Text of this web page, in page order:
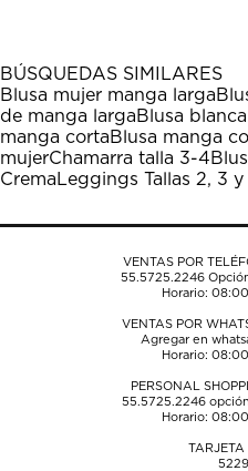
1
estrella
Esta
acción
abrirá
el
formulario
envío.
estrellas.
Esta
acción
abrirá
el
formulario
envío.
estrellas.
Esta
acción
abrirá
el
formulario
envío.
estrellas.
Esta
acción
abrirá
el
formulario
envío.
estrellas.
Esta
acción
abrirá
el
formulario
envío.
BÚSQUEDAS SIMILARES
Blusa mujer manga larga
de manga largaBlusa
manga cortaBlusa manga
mujerChamarra talla 3-4
Crema Leggings Tallas 2, 3 y
VENTAS POR
55.5725.2246
Horario:
VENTAS POR
Agregar en
Horario:
PERSONAL
55.5725.2246
Horario:
TARJETA